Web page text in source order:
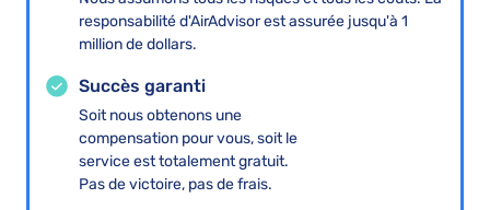
responsabilité d'AirAdvisor est assurée jusqu'à 1
million de dollars.
Succès garanti
Soit nous obtenons une
compensation pour vous, soit le
service est totalement gratuit.
Pas de victoire, pas de frais.